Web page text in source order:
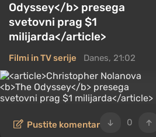
Odyssey</b> presega
svetovni prag $1
milijarda</article>
Filmi in TV serije Danes, 21:02
0
Pustite komentar